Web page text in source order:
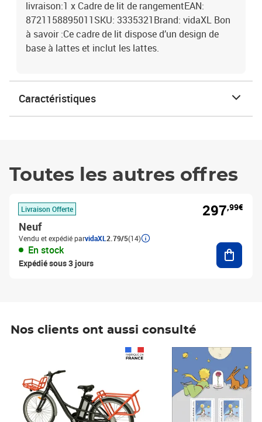
livraison:1 x Cadre de lit de rangementEAN:
8721158895011SKU: 3335321Brand: vidaXL Bon
à savoir :Ce cadre de lit dispose d’un design de
base à lattes et inclut les lattes.
Caractéristiques
Toutes les autres offres
Livraison Offerte
Neuf
Vendu et expédié parvidaXL 2.79/5(14)
En stock
Expédié sous 3 jours
297,99€
Nos clients ont aussi consulté
Prix 7,50€